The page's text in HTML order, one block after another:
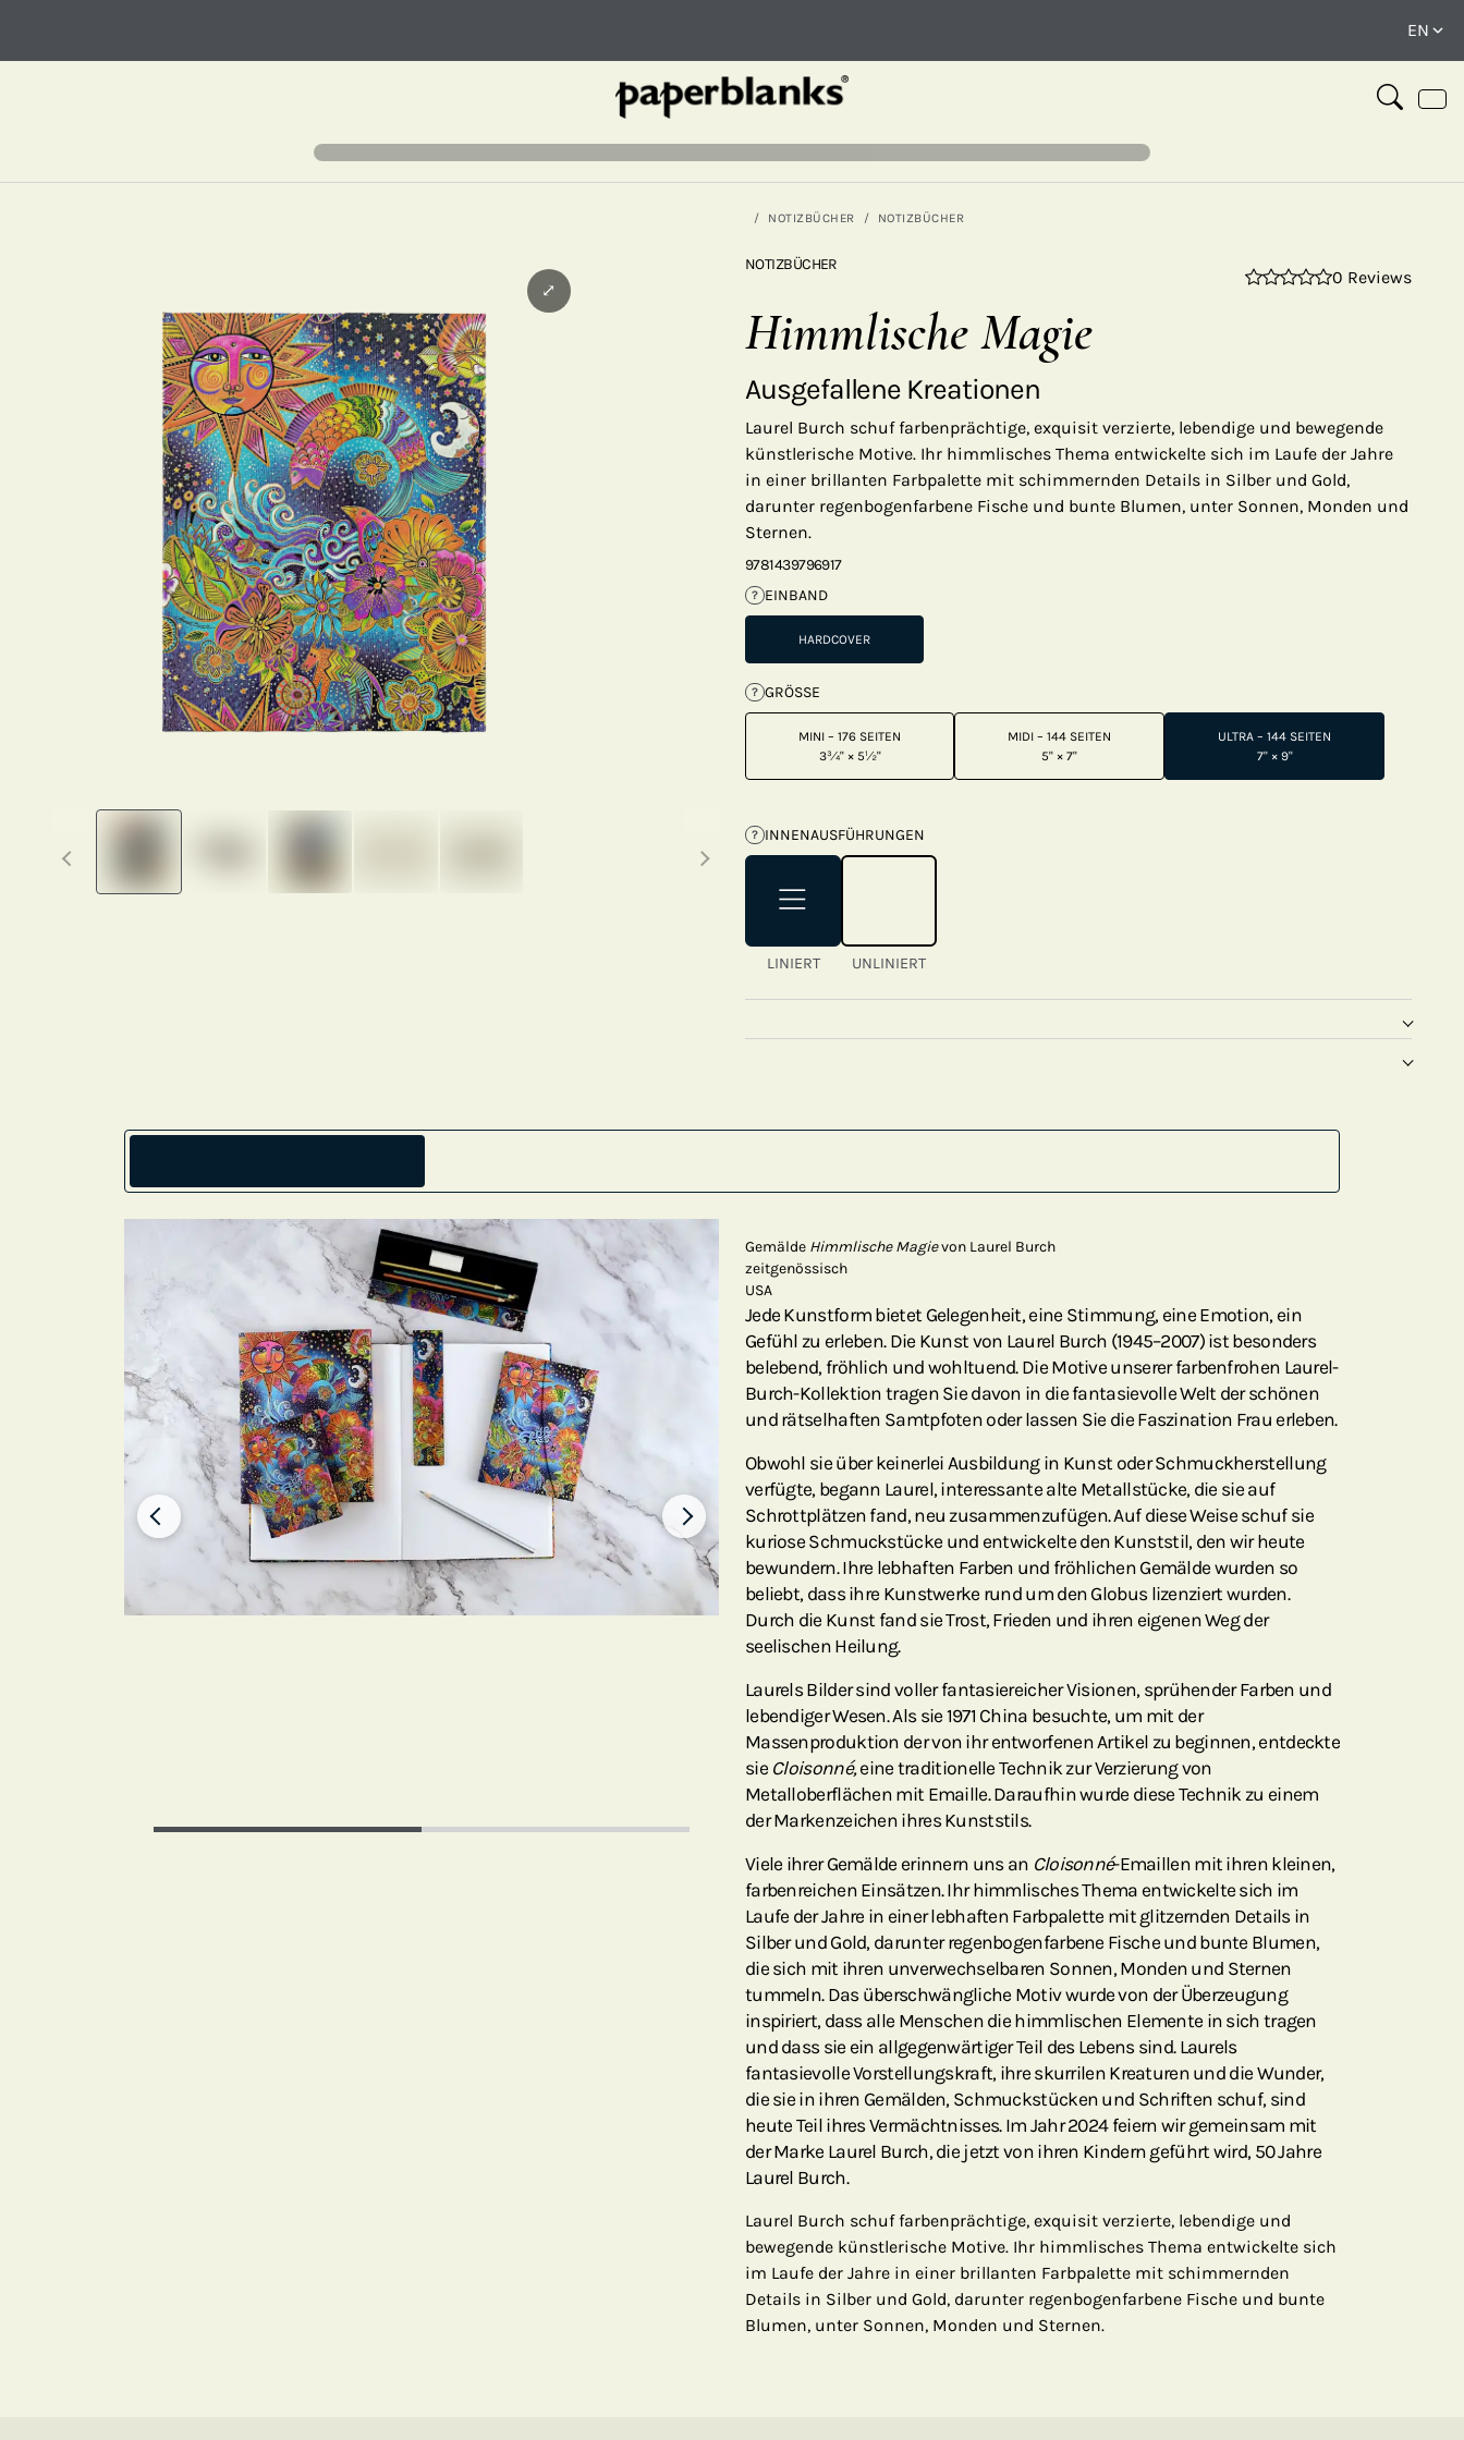
NOTIZBÜCHER NOTIZBÜCHER
Previous thumbnails Next thumbnails
⤢
NOTIZBÜCHER
0 Reviews
Himmlische Magie
Ausgefallene Kreationen
Laurel Burch schuf farbenprächtige, exquisit verzierte, lebendige und bewegende
künstlerische Motive. Ihr himmlisches Thema entwickelte sich im Laufe der Jahre
in einer brillanten Farbpalette mit schimmernden Details in Silber und Gold,
darunter regenbogenfarbene Fische und bunte Blumen, unter Sonnen, Monden und
Sternen.
9781439796917
? EINBAND
HARDCOVER
? GRÖSSE
MINI – 176 SEITEN
3¾" × 5½"
MIDI – 144 SEITEN
5" × 7"
ULTRA – 144 SEITEN
7" × 9"
? INNENAUSFÜHRUNGEN
LINIERT UNLINIERT
Gemälde Himmlische Magievon Laurel Burch
zeitgenössisch
USA
Jede Kunstform bietet Gelegenheit, eine Stimmung, eine Emotion, ein
Gefühl zu erleben. Die Kunst von Laurel Burch (1945–2007) ist besonders
belebend, fröhlich und wohltuend. Die Motive unserer farbenfrohen Laurel-
Burch-Kollektion tragen Sie davon in die fantasievolle Welt der schönen
und rätselhaften Samtpfoten oder lassen Sie die Faszination Frau erleben.
Obwohl sie über keinerlei Ausbildung in Kunst oder Schmuckherstellung
verfügte, begann Laurel, interessante alte Metallstücke, die sie auf
Schrottplätzen fand, neu zusammenzufügen. Auf diese Weise schuf sie
kuriose Schmuckstücke und entwickelte den Kunststil, den wir heute
bewundern. Ihre lebhaften Farben und fröhlichen Gemälde wurden so
beliebt, dass ihre Kunstwerke rund um den Globus lizenziert wurden.
Durch die Kunst fand sie Trost, Frieden und ihren eigenen Weg der
seelischen Heilung.
Laurels Bilder sind voller fantasiereicher Visionen, sprühender Farben und
lebendiger Wesen. Als sie 1971 China besuchte, um mit der
Massenproduktion der von ihr entworfenen Artikel zu beginnen, entdeckte
sie Cloisonné,eine traditionelle Technik zur Verzierung von
Metalloberflächen mit Emaille. Daraufhin wurde diese Technik zu einem
der Markenzeichen ihres Kunststils.
Viele ihrer Gemälde erinnern uns an Cloisonné-Emaillen mit ihren kleinen,
farbenreichen Einsätzen. Ihr himmlisches Thema entwickelte sich im
Laufe der Jahre in einer lebhaften Farbpalette mit glitzernden Details in
Silber und Gold, darunter regenbogenfarbene Fische und bunte Blumen,
die sich mit ihren unverwechselbaren Sonnen, Monden und Sternen
tummeln. Das überschwängliche Motiv wurde von der Überzeugung
inspiriert, dass alle Menschen die himmlischen Elemente in sich tragen
und dass sie ein allgegenwärtiger Teil des Lebens sind. Laurels
fantasievolle Vorstellungskraft, ihre skurrilen Kreaturen und die Wunder,
die sie in ihren Gemälden, Schmuckstücken und Schriften schuf, sind
heute Teil ihres Vermächtnisses. Im Jahr 2024 feiern wir gemeinsam mit
der Marke Laurel Burch, die jetzt von ihren Kindern geführt wird, 50 Jahre
Laurel Burch.
Laurel Burch schuf farbenprächtige, exquisit verzierte, lebendige und
bewegende künstlerische Motive. Ihr himmlisches Thema entwickelte sich
im Laufe der Jahre in einer brillanten Farbpalette mit schimmernden
Details in Silber und Gold, darunter regenbogenfarbene Fische und bunte
Blumen, unter Sonnen, Monden und Sternen.